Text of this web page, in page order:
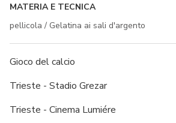
MATERIA E TECNICA
pellicola / Gelatina ai sali d'argento
Gioco del calcio
Trieste - Stadio Grezar
Trieste - Cinema Lumiére